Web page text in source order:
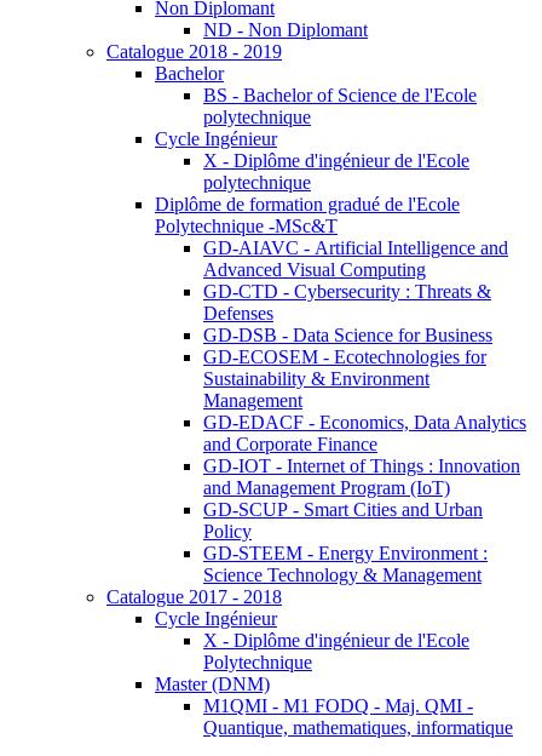
Non Diplomant
ND - Non Diplomant
Catalogue 2018 - 2019
Bachelor
BS - Bachelor of Science de l'Ecole
polytechnique
Cycle Ingénieur
X - Diplôme d'ingénieur de l'Ecole
polytechnique
Diplôme de formation gradué de l'Ecole
Polytechnique -MSc&T
GD-AIAVC - Artificial Intelligence and
Advanced Visual Computing
GD-CTD - Cybersecurity : Threats &
Defenses
GD-DSB - Data Science for Business
GD-ECOSEM - Ecotechnologies for
Sustainability & Environment
Management
GD-EDACF - Economics, Data Analytics
and Corporate Finance
GD-IOT - Internet of Things : Innovation
and Management Program (IoT)
GD-SCUP - Smart Cities and Urban
Policy
GD-STEEM - Energy Environment :
Science Technology & Management
Catalogue 2017 - 2018
Cycle Ingénieur
X - Diplôme d'ingénieur de l'Ecole
Polytechnique
Master (DNM)
M1QMI - M1 FODQ - Maj. QMI -
Quantique, mathematiques, informatique